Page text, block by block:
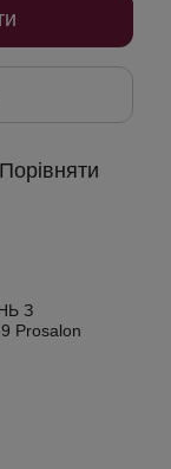
Порівняти
З
Prosalon